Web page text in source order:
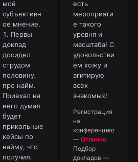
моё
субъективн
ое мнение.
1. Первы
доклад
досидел
струдом
половину,
про найм.
Приехал на
него думал
будет
прикольные
кейсы по
найму, что
получил.
есть
мероприяти
е такого
уровня и
масштаба! С
удовольстви
ем хожу и
агитирую
всех
знакомых!
Регистрация
на
конференцию
—Отлично
Подбор
докладов —